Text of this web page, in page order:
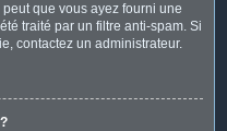
que vous ayez fourni une
traité par un filtre anti-spam. Si
contactez un administrateur.